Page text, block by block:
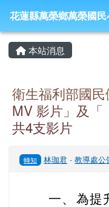
花蓮縣萬榮鄉萬
導覽列
花蓮縣萬榮鄉萬榮國
主內容區域
本站消息
衛生福利部國民
MV 影片」及「
共4支影片
轉知 林珈君 -教導處公
一、 為提
頁尾區域